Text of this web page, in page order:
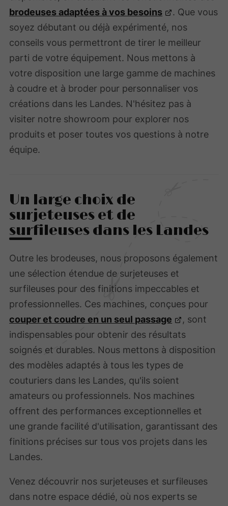
brodeuses adaptées à vos besoins
. Que vous
soyez débutant ou déjà expérimenté, nos
conseils vous permettront de tirer le meilleur
parti de votre équipement. Nous mettons à
votre disposition une large gamme de machines
à coudre et à broder pour personnaliser vos
créations dans les Landes. N'hésitez pas à
visiter notre showroom pour explorer nos
produits et poser toutes vos questions à notre
équipe.
Un large choix de
surjeteuses et de
surfileuses dans les Landes
Outre les brodeuses, nous proposons également
une sélection étendue de surjeteuses et
surfileuses pour des finitions impeccables et
professionnelles. Ces machines, conçues pour
couper et coudre en un seul passage
, sont
indispensables pour obtenir des résultats
soignés et durables. Nous mettons à disposition
des modèles adaptés à tous les types de
couturiers dans les Landes, qu'ils soient
amateurs ou professionnels. Nos machines
offrent des performances exceptionnelles et
une grande facilité d'utilisation, garantissant des
finitions précises sur tous vos projets dans les
Landes.
Venez découvrir nos surjeteuses et surfileuses
dans notre espace dédié, où nos experts se